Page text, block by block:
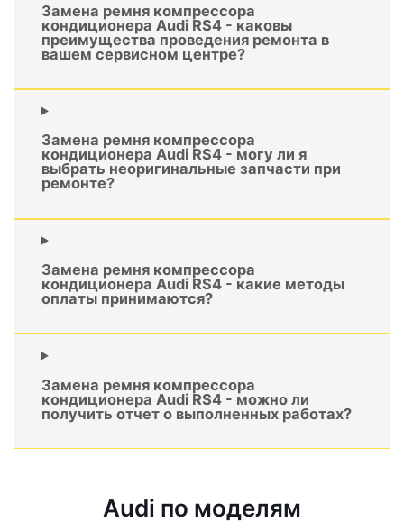
Замена ремня компрессора
кондиционера Audi RS4 - каковы
преимущества проведения ремонта в
вашем сервисном центре?
Замена ремня компрессора
кондиционера Audi RS4 - могу ли я
выбрать неоригинальные запчасти при
ремонте?
Замена ремня компрессора
кондиционера Audi RS4 - какие методы
оплаты принимаются?
Замена ремня компрессора
кондиционера Audi RS4 - можно ли
получить отчет о выполненных работах?
Audi по моделям